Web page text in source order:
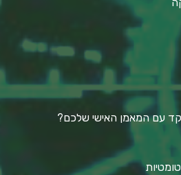
עם המאמן האישי שלכם?